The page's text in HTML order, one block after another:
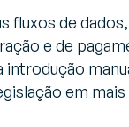
fluxos de
e de
introdução
em mais